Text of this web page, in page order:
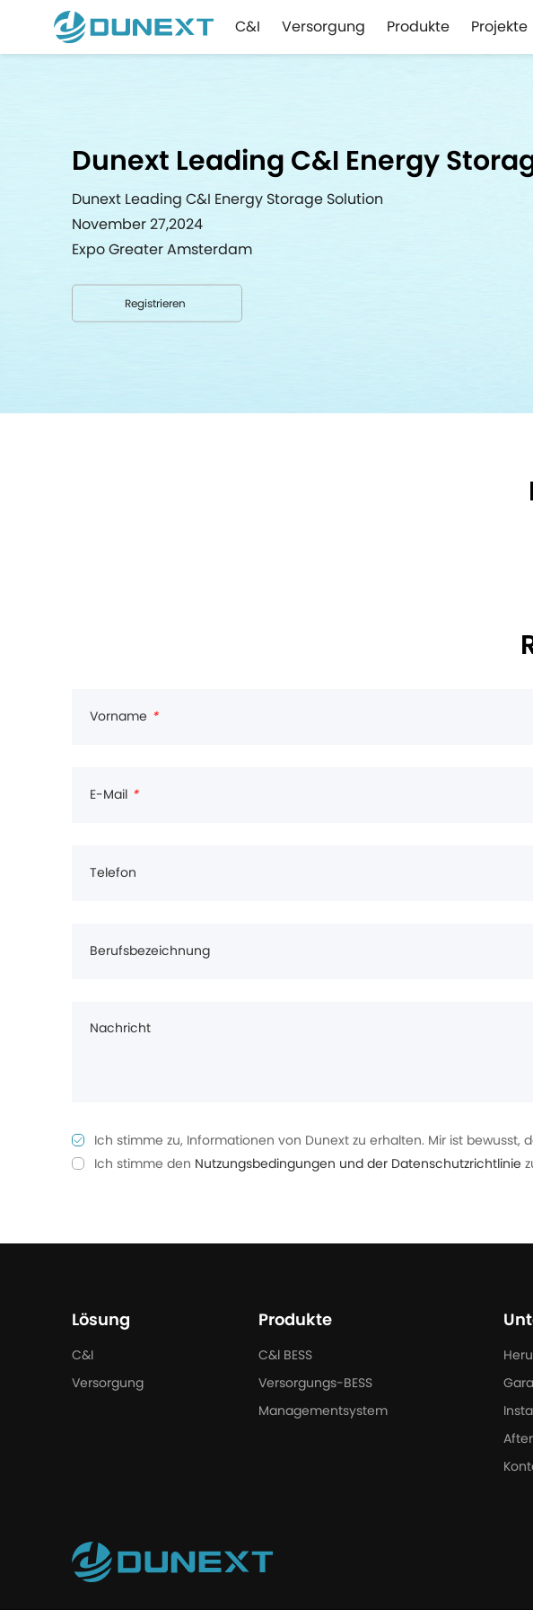
C&I Versorgung Produkte Projekte
Dunext Leading C&I Energy
Dunext Leading C&I Energy Storage Solution
November 27,2024
Expo Greater Amsterdam
Registrieren
Vorname *
E-Mail *
Telefon
Berufsbezeichnung
Nachricht
Ich stimme zu, Informationen von Dunext zu erhalten. Mir ist bewusst,
Ich stimme den Nutzungsbedingungen und der Datenschutzrichtlinie
Lösung
C&I
Versorgung
Produkte
C&l BESS
Versorgungs-BESS
Managementsystem